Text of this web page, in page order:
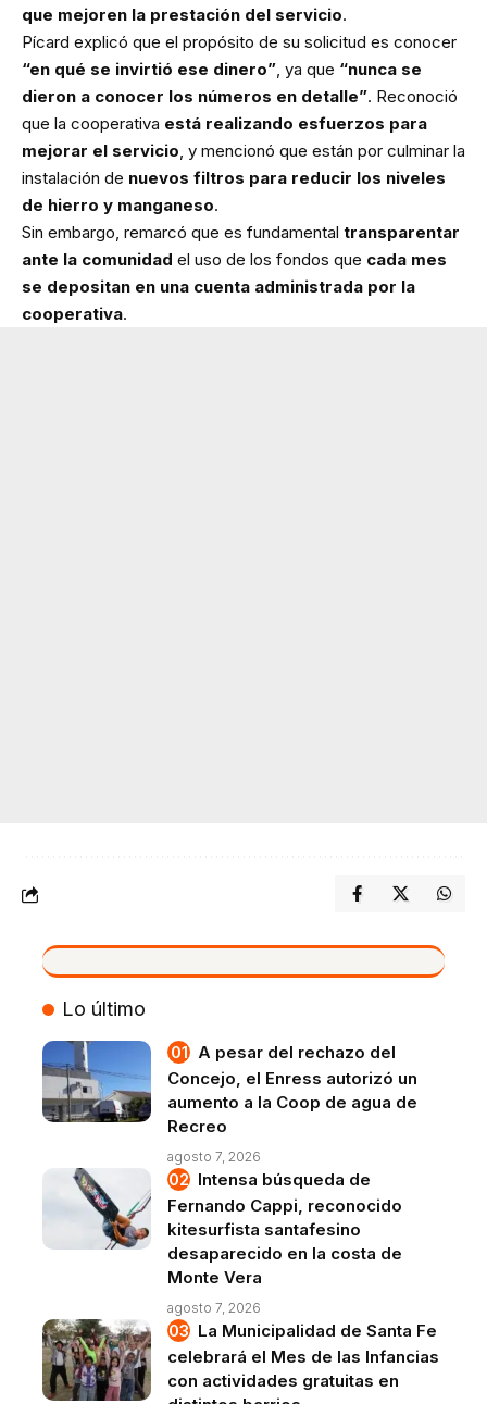
que mejoren la prestación del servicio.
Pícard explicó que el propósito de su solicitud es conocer
“en qué se invirtió ese dinero”, ya que “nunca se
dieron a conocer los números en detalle”. Reconoció
que la cooperativa está realizando esfuerzos para
mejorar el servicio, y mencionó que están por culminar la
instalación de nuevos filtros para reducir los niveles
de hierro y manganeso.
Sin embargo, remarcó que es fundamental transparentar
ante la comunidad el uso de los fondos que cada mes
se depositan en una cuenta administrada por la
cooperativa.
VIVO
Lo último
A pesar del rechazo del
Concejo, el Enress autorizó un
aumento a la Coop de agua de
Recreo
agosto 7, 2026
Intensa búsqueda de
Fernando Cappi, reconocido
kitesurfista santafesino
desaparecido en la costa de
Monte Vera
agosto 7, 2026
La Municipalidad de Santa Fe
celebrará el Mes de las Infancias
con actividades gratuitas en